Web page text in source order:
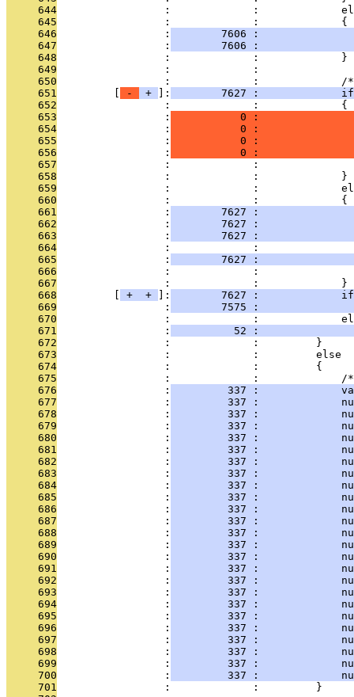
     644
:             :
     645
                 :             :             {
     646
                 :
7606 :
     647
                 :
7606 :
     648
                 :             :             }
     649
                 :             :
     650
:             :             /
     651
- + ]:
7627 :
     652
                 :             :             {
     653
                 :
0 :
     654
                 :
0 :
     655
                 :
0 :
     656
                 :
0 :
     657
:             :
     658
                 :             :             }
     659
:             :
     660
                 :             :             {
     661
                 :
7627 :
     662
                 :
7627 :
     663
                 :
7627 :
     664
:             :
     665
                 :
7627 :
     666
:             :
     667
                 :             :             }
     668
+ + ]:
7627 :
     669
                 :
7575 :
     670
:             :
     671
                 :
52 :
     672
                 :             :         }
     673
                 :             :         else
     674
                 :             :         {
     675
:             :
     676
                 :
337 :
     677
                 :
337 :
     678
                 :
337 :
     679
                 :
337 :
     680
                 :
337 :
     681
                 :
337 :
     682
                 :
337 :
     683
                 :
337 :
     684
                 :
337 :
     685
                 :
337 :
     686
                 :
337 :
     687
                 :
337 :
     688
                 :
337 :
     689
                 :
337 :
     690
                 :
337 :
     691
                 :
337 :
     692
                 :
337 :
     693
                 :
337 :
     694
                 :
337 :
     695
                 :
337 :
     696
                 :
337 :
     697
                 :
337 :
     698
                 :
337 :
     699
                 :
337 :
     700
                 :
337 :
     701
                 :             :         }